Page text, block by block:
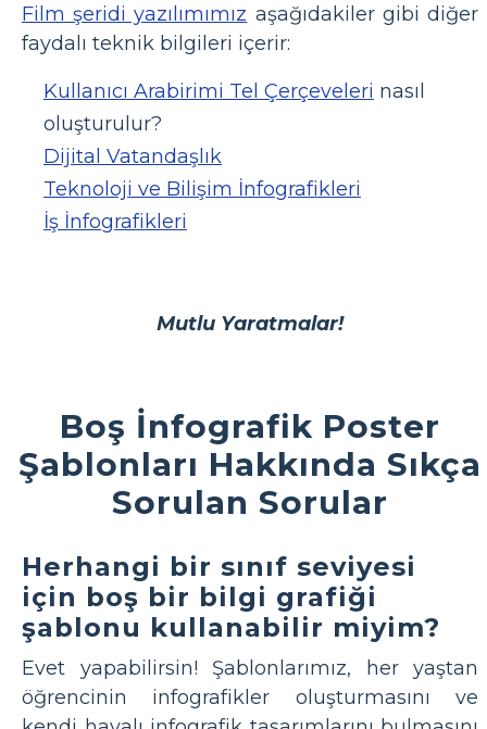
Film şeridi yazılımımız aşağıdakiler gibi diğer
faydalı teknik bilgileri içerir:
Kullanıcı Arabirimi Tel Çerçeveleri nasıl
oluşturulur?
Dijital Vatandaşlık
Teknoloji ve Bilişim İnfografikleri
İş İnfografikleri
Mutlu Yaratmalar!
Boş İnfografik Poster
Şablonları Hakkında Sıkça
Sorulan Sorular
Herhangi bir sınıf seviyesi
için boş bir bilgi grafiği
şablonu kullanabilir miyim?
Evet yapabilirsin! Şablonlarımız, her yaştan
öğrencinin infografikler oluşturmasını ve